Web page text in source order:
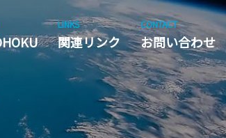
LINKS
関連リンク
CONTACT
お問い合わせ